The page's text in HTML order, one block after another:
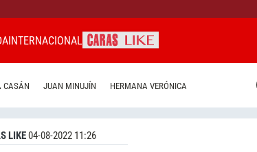
INTERNACIONAL
CASÁN JUAN MINUJÍN HERMANA VERÓNICA
LIKE04-08-2022 11:26